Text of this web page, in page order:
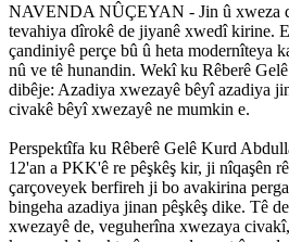
NAVENDA NÛÇEYAN - Jin û xweza
tevahiya dîrokê de jiyanê xwedî kirine.
çandiniyê perçe bû û heta modernîteya
nû ve tê hunandin. Wekî ku Rêberê
dibêje: Azadiya xwezayê bêyî azadiya
civakê bêyî xwezayê ne mumkin e.
Perspektîfa ku Rêberê Gelê Kurd
12'an a PKK'ê re pêşkêş kir, ji nîqaşên
çarçoveyek berfireh ji bo avakirina
bingeha azadiya jinan pêşkêş dike. Tê
xwezayê de, veguherîna xwezaya